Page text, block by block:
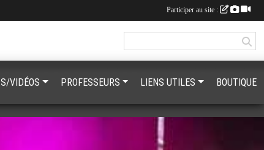
VIDÉOS PROFESSEURS LIENS UTILES BOUTIQUE
Participer au site :